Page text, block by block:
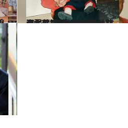
2023.4.3
頑張り続けたパパの最期の言葉は 「ありがとう」。“燃える闘魂”が 亡くなる直前に娘に見せた姿とは
ライフスタイル